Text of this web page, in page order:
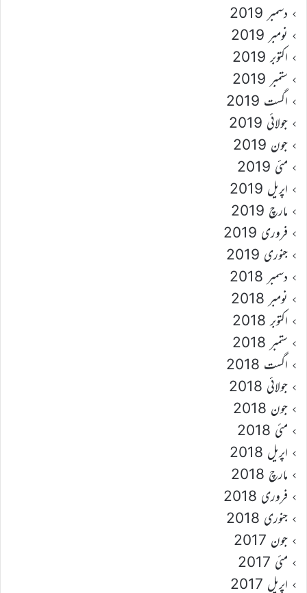
دسمبر 2019
نومبر 2019
اکتوبر 2019
ستمبر 2019
اگست 2019
جولائی 2019
جون 2019
مئی 2019
اپریل 2019
مارچ 2019
فروری 2019
جنوری 2019
دسمبر 2018
نومبر 2018
اکتوبر 2018
ستمبر 2018
اگست 2018
جولائی 2018
جون 2018
مئی 2018
اپریل 2018
مارچ 2018
فروری 2018
جنوری 2018
جون 2017
مئی 2017
اپریل 2017